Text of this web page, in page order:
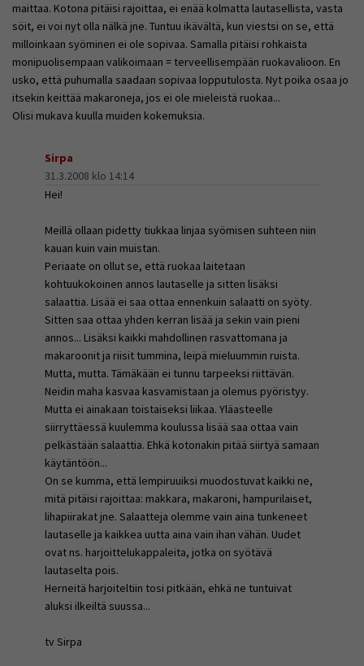
maittaa. Kotona pitäisi rajoittaa, ei enää kolmatta lautasellista, vasta
söit, ei voi nyt olla nälkä jne. Tuntuu ikävältä, kun viestsi on se, että
milloinkaan syöminen ei ole sopivaa. Samalla pitäisi rohkaista
monipuolisempaan valikoimaan = terveellisempään ruokavalioon. En
usko, että puhumalla saadaan sopivaa lopputulosta. Nyt poika osaa jo
itsekin keittää makaroneja, jos ei ole mieleistä ruokaa...
Olisi mukava kuulla muiden kokemuksia.
Sirpa
31.3.2008 klo 14:14
Hei!
Meillä ollaan pidetty tiukkaa linjaa syömisen suhteen niin
kauan kuin vain muistan.
Periaate on ollut se, että ruokaa laitetaan
kohtuukokoinen annos lautaselle ja sitten lisäksi
salaattia. Lisää ei saa ottaa ennenkuin salaatti on syöty.
Sitten saa ottaa yhden kerran lisää ja sekin vain pieni
annos... Lisäksi kaikki mahdollinen rasvattomana ja
makaroonit ja riisit tummina, leipä mieluummin ruista.
Mutta, mutta. Tämäkään ei tunnu tarpeeksi riittävän.
Neidin maha kasvaa kasvamistaan ja olemus pyöristyy.
Mutta ei ainakaan toistaiseksi liikaa. Yläasteelle
siirryttäessä kuulemma koulussa lisää saa ottaa vain
pelkästään salaattia. Ehkä kotonakin pitää siirtyä samaan
käytäntöön...
On se kumma, että lempiruuiksi muodostuvat kaikki ne,
mitä pitäisi rajoittaa: makkara, makaroni, hampurilaiset,
lihapiirakat jne. Salaatteja olemme vain aina tunkeneet
lautaselle ja kaikkea uutta aina vain ihan vähän. Uudet
ovat ns. harjoittelukappaleita, jotka on syötävä
lautaselta pois.
Herneitä harjoiteltiin tosi pitkään, ehkä ne tuntuivat
aluksi ilkeiltä suussa...
tv Sirpa